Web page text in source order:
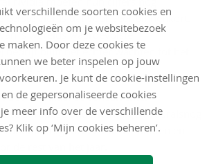
verschillende soorten cookies en
om je websitebezoek
maken. Door deze cookies te
we beter inspelen op jouw
Je kunt de cookie-instellingen
de gepersonaliseerde cookies
meer info over de verschillende
Klik op ‘Mijn cookies beheren’.
eerste vier is dat voor zeer binnenkort.
‘s werelds waardevolste
bedrijf blijft het echter wachten tot het
de Amerikaanse concurrenten,
Europese ondernemingen vooralsnog
ronduit ontgoochelende resultaten en